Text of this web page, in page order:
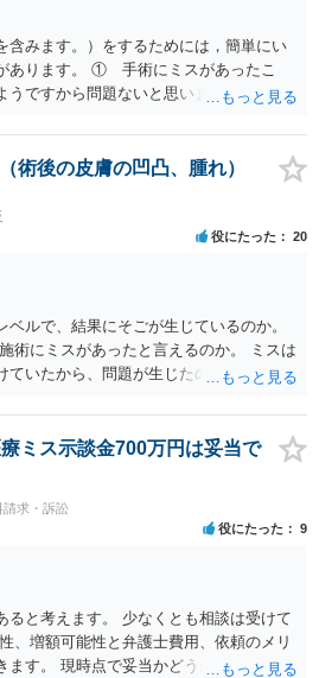
含みます。）をするためには，簡単にい
あります。 ① 手術にミスがあったこ
うですから問題ないと思います。 ② 手
が外せなくなったこと ④ 仕事を休まな
で」休業損害が発生したこと ⑤ マスク
経済的に評価できる精神的な損害が発生
た点が，内藤先生のご指摘なさる「相当
と関係のないことまでは責任追及ができ
， 手術のミスの結果，入院期間が延びて
ば， 追加請求が可能な余地があります。
た際に「これ以上金銭の請求はしませ
しまっていると， 上記の請求は，基本的
術後の皮膚の凹凸、腫れ）
役にたった 20
ルで、結果にそごが生じているのか。
術にミスがあったと言えるのか。 ミスは
ていたから、問題が生じたのか。 美容整
ミス示談金700万円は妥当で
請求・訴訟
役にたった 9
ると考えます。 少なくとも相談は受けて
、増額可能性と弁護士費用、依頼のメリ
ます。 現時点で妥当かどうかを即断する